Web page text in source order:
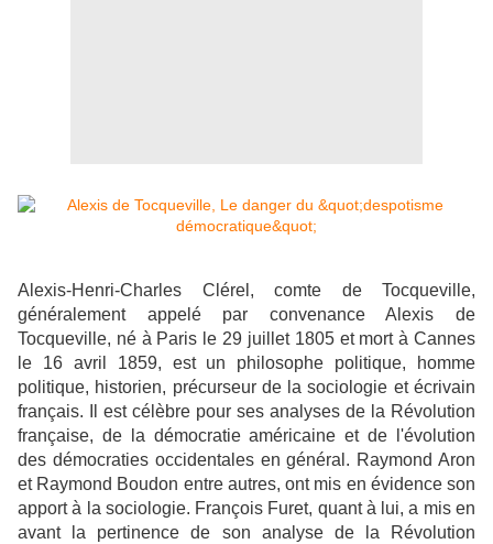
Alexis-Henri-Charles Clérel, comte de Tocqueville,
généralement appelé par convenance Alexis de
Tocqueville, né à Paris le 29 juillet 1805 et mort à Cannes
le 16 avril 1859, est un philosophe politique, homme
politique, historien, précurseur de la sociologie et écrivain
français. Il est célèbre pour ses analyses de la Révolution
française, de la démocratie américaine et de l'évolution
des démocraties occidentales en général. Raymond Aron
et Raymond Boudon entre autres, ont mis en évidence son
apport à la sociologie. François Furet, quant à lui, a mis en
avant la pertinence de son analyse de la Révolution